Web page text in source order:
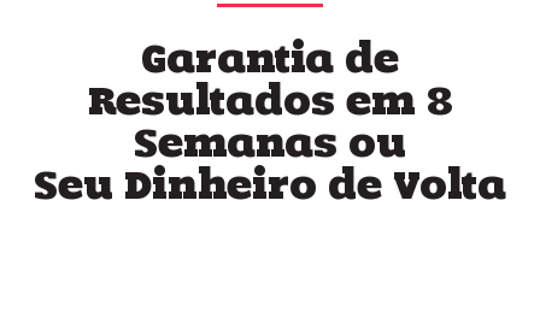
Garantia de
Resultados em 8
Semanas ou
Seu Dinheiro de Volta